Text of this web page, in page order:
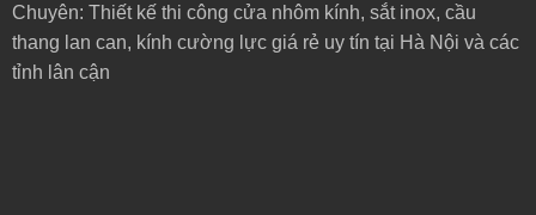
Chuyên: Thiết kế thi công cửa nhôm kính, sắt inox, cầu
thang lan can, kính cường lực giá rẻ uy tín tại Hà Nội và các
tỉnh lân cận